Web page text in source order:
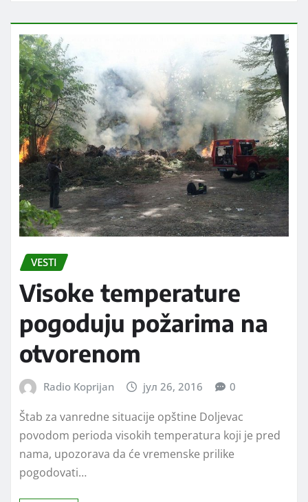
VESTI
Visoke temperature
pogoduju požarima na
otvorenom
Radio Koprijan јул 26, 2016 0
Štab za vanredne situacije opštine Doljevac
povodom perioda visokih temperatura koji je pred
nama, upozorava da će vremenske prilike
pogodovati…